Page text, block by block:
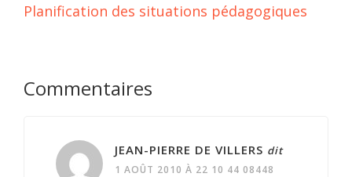
Planification des situations pédagogiques
Interactions
lecteur
Commentaires
JEAN-PIERRE DE VILLERS dit
1 AOÛT 2010 À 22 10 44 08448